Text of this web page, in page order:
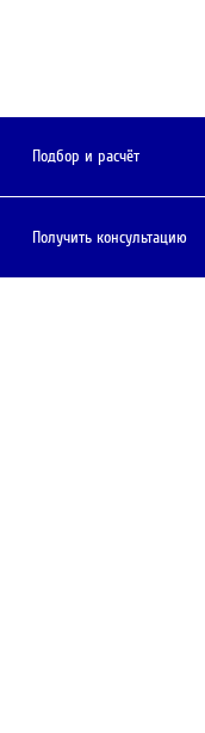
Подбор и расчёт
Получить консультацию